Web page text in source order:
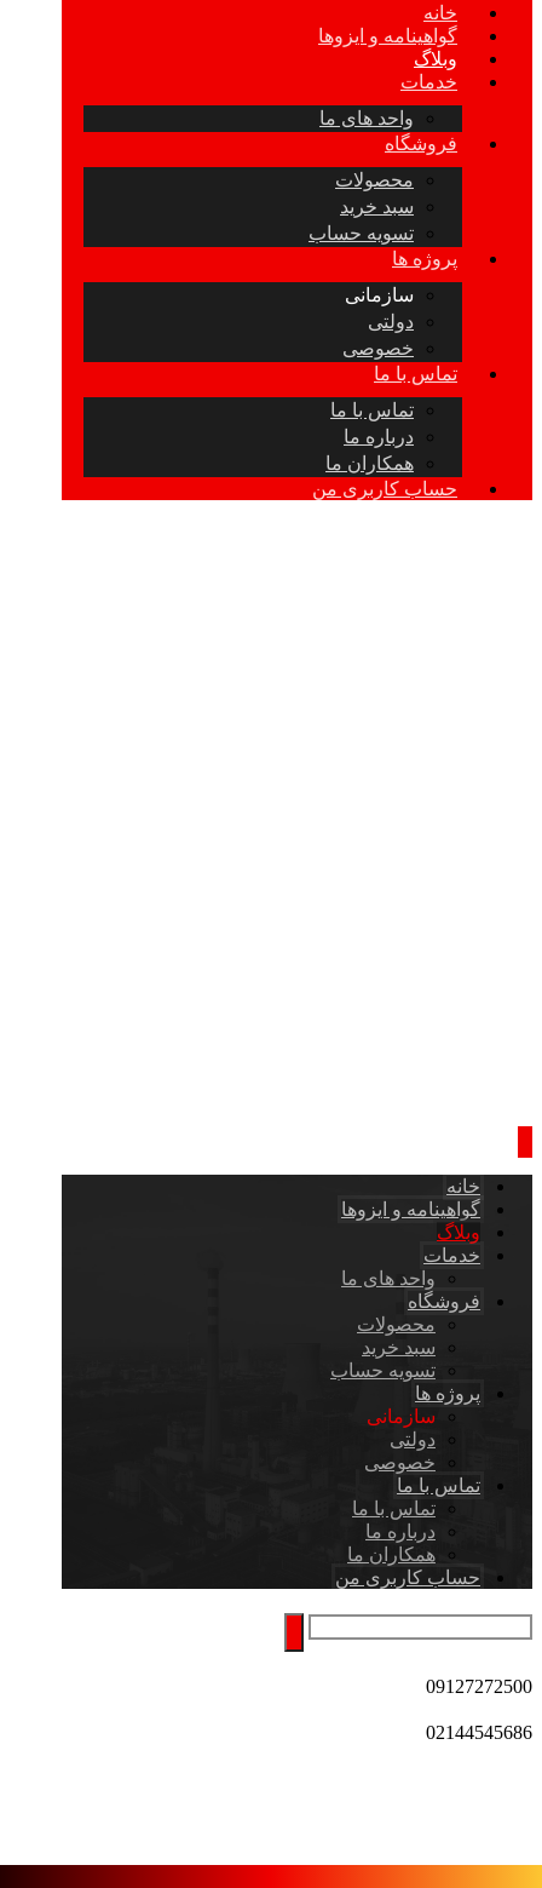
خانه
گواهینامه و ایزوها
وبلاگ
خدمات
واحد های ما
فروشگاه
محصولات
سبد خرید
تسویه حساب
پروژه ها
سازمانی
دولتی
خصوصی
تماس با ما
تماس با ما
درباره ما
همکاران ما
حساب کاربری من
خانه
گواهینامه و ایزوها
وبلاگ
خدمات
واحد های ما
فروشگاه
محصولات
سبد خرید
تسویه حساب
پروژه ها
سازمانی
دولتی
خصوصی
تماس با ما
تماس با ما
درباره ما
همکاران ما
حساب کاربری من
09127272500
02144545686